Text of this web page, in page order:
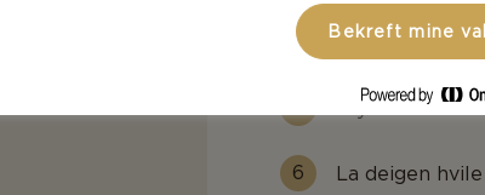
Trill den til en
Trykk rullen
La deigen
Bekreft mine